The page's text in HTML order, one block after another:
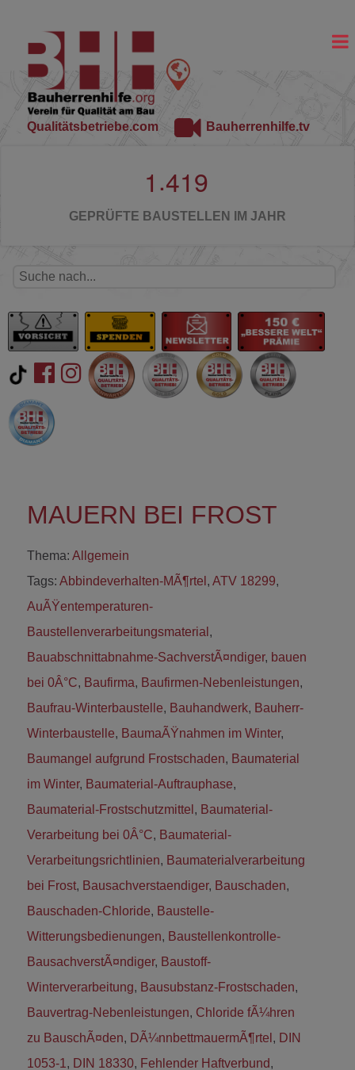
Qualitätsbetriebe.com Bauherrenhilfe.tv
1 .419
GEPRÜFTE BAUSTELLEN IM JAHR
MAUERN BEI FROST
Thema: Allgemein
Tags: Abbindeverhalten-MÃ¶rtel , ATV 18299,
AuÃŸentemperaturen-
Baustellenverarbeitungsmaterial ,
Bauabschnittabnahme-SachverstÃ¤ndiger, bauen
bei 0Â°C, Baufirma, Baufirmen-Nebenleistungen,
Baufrau-Winterbaustelle, Bauhandwerk, Bauherr-
Winterbaustelle, BaumaÃŸnahmen im Winter,
Baumangel aufgrund Frostschaden, Baumaterial
im Winter, Baumaterial-Auftrauphase,
Baumaterial-Frostschutzmittel , Baumaterial-
Verarbeitung bei 0Â°C, Baumaterial-
Verarbeitungsrichtlinien, Baumaterialverarbeitung
bei Frost, Bausachverstaendiger, Bauschaden,
Bauschaden-Chloride, Baustelle-
Witterungsbedienungen, Baustellenkontrolle-
BausachverstÃ¤ndiger, Baustoff-
Winterverarbeitung, Bausubstanz-Frostschaden,
Bauvertrag-Nebenleistungen, Chloride fÃ¼hren
zu BauschÃ¤den, DÃ¼nnbettmauermÃ¶rtel , DIN
1053-1 , DIN 18330, Fehlender Haftverbund,